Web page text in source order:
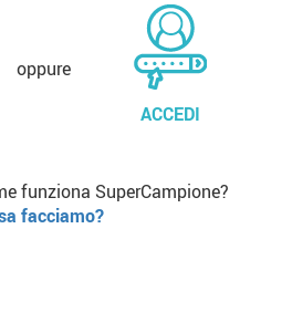
oppure
ACCEDI
funziona SuperCampione?
facciamo?